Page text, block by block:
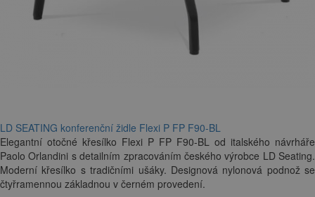
LD SEATING konferenční židle Flexi P FP F90-BL
Elegantní otočné křesílko Flexi P FP F90-BL od italského návrháře
Paolo Orlandini s detailním zpracováním českého výrobce LD Seating.
Moderní křesílko s tradičními ušáky. Designová nylonová podnož se
čtyřramennou základnou v černém provedení.